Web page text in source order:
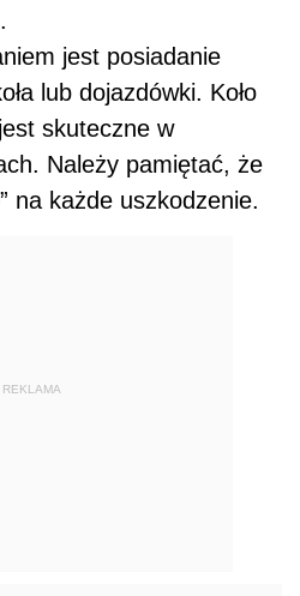
jest posiadanie
lub dojazdówki. Koło
skuteczne w
Należy pamiętać, że
na każde uszkodzenie.
REKLAMA